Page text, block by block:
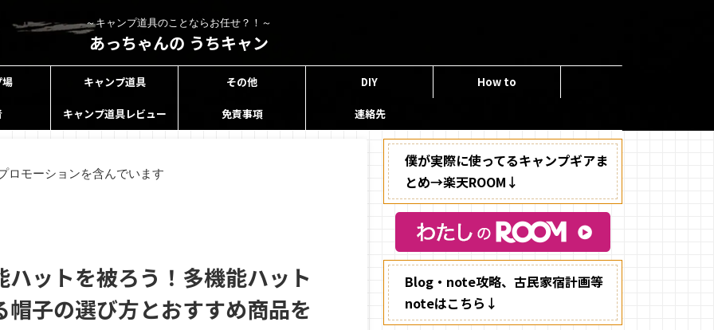
～キャンプ道具のことならお任せ？！～
あっちゃんの うちキャン
キャンプ道具 その他 DIY How to
キャンプ道具レビュー 免責事項 連絡先
ロモーションを含んでいます
ットを被ろう！多機能ハット
子の選び方とおすすめ商品を
僕が実際に使ってるキャンプギアま
とめ→楽天ROOM↓
Blog・note攻略、古民家宿計画等
noteはこちら↓